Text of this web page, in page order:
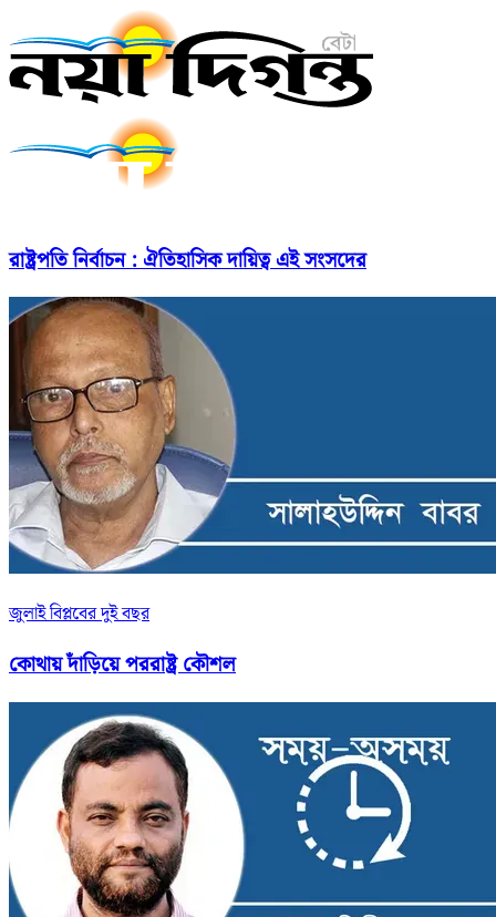
রাষ্ট্রপতি নির্বাচন : ঐতিহাসিক দায়িত্ব এই সংসদের
জুলাই বিপ্লবের দুই বছর
কোথায় দাঁড়িয়ে পররাষ্ট্র কৌশল